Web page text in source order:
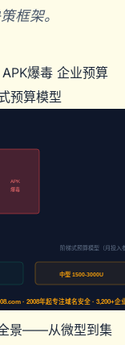
框架。
APK爆毒 企业预算
预算模型
APK
爆毒
阶梯式预算模型（月投入
中型 1500-3000U
· 2008年起专注域名安全 · 3,200+
景——从微型到集